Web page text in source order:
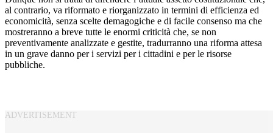
al contrario, va riformato e riorganizzato in termini di efficienza ed
economicità, senza scelte demagogiche e di facile consenso ma che
mostreranno a breve tutte le enormi criticità che, se non
preventivamente analizzate e gestite, tradurranno una riforma attesa
in un grave danno per i servizi per i cittadini e per le risorse
pubbliche.